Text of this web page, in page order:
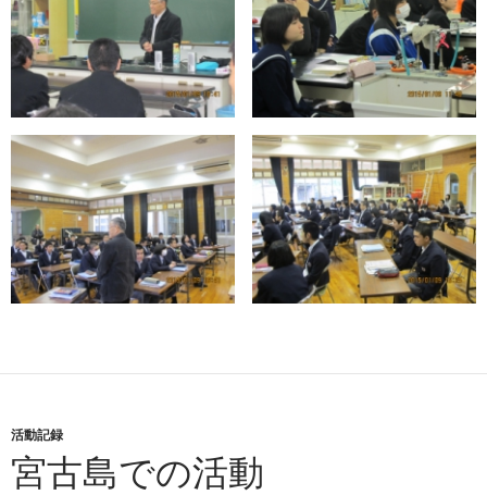
活動記録
宮古島での活動